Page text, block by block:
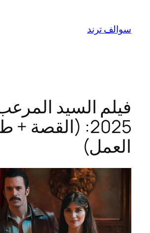
المحتوى
سوالف ترند
فيلم السيد
2025: (القصة +
العمل)